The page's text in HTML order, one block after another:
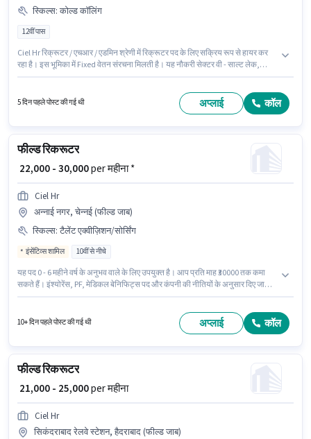
स्किल्स: कोल्ड कॉलिंग
12वीं पास
Ciel Hr रिक्रूटर / एचआर / एडमिन श्रेणी में रिक्रूटर पद के लिए सक्रिय रूप से हायर कर
रहा है। इस भूमिका में Fixed वेतन संरचना मिलती है। यह नौकरी सेक्टर वी - साल्ट लेक,
के पास कोल्ड कॉलिंग जैसी स्किल्स होनी चाहिए।
5 दिन पहले पोस्ट की गई थी अप्लाई कॉल
फील्ड रिकरूटर
₹ 22,000 - 30,000per महीना *
Ciel Hr
अन्नाई नगर, चेन्नई (फील्ड जाब)
स्किल्स: टैलेंट एक्वीज़िशन/सोर्सिंग
इंसेंटिव्स शामिल 10वीं से नीचे
यह पद 0 - 6 महीने वर्ष के अनुभव वाले के लिए उपयुक्त है। आप प्रति माह ₹30000 तक कमा
सकते हैं। इंश्योरेंस, PF, मेडिकल बेनिफिट्स पद और कंपनी की नीतियों के अनुसार दिए जा
स्थित है। इस भूमिका के लिए उम्मीदवार के पास टैलेंट एक्वीज़िशन/सोर्सिंग होना अनिवार्य है।
10+ दिन पहले पोस्ट की गई थी अप्लाई कॉल
फील्ड रिकरूटर
₹ 21,000 - 25,000per महीना
Ciel Hr
सिकंदराबाद रेलवे स्टेशन, हैदराबाद (फील्ड जाब)